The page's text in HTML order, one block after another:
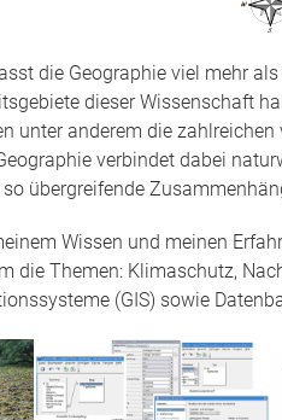
die Geographie viel mehr
dieser Wissenschaft
unter anderem die
verbindet dabei
übergreifende
Wissen und meinen
die Themen: Klimaschutz,
(GIS) sowie